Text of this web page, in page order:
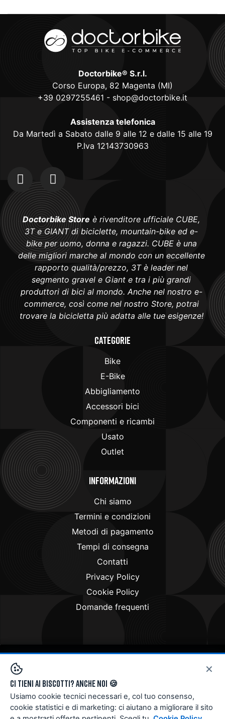
Doctorbike® S.r.l.
Corso Europa, 82 Magenta (MI)
+39 0297255461 - shop@doctorbike.it
Assistenza telefonica
Da Martedì a Sabato dalle 9 alle 12 e dalle 15 alle 19
P.Iva 12143730963
Doctorbike Store è rivenditore ufficiale CUBE,
3T e GIANT di biciclette, mountain-bike ed e-
bike per uomo, donna e ragazzi. CUBE è una
delle migliori marche al mondo con un eccellente
rapporto qualità/prezzo, 3T è leader nel
segmento gravel e Giant e tra i più grandi
produttori di bici al mondo. Anche nel nostro e-
commerce, così come nel nostro Store, potrai
trovare la bicicletta più adatta alle tue esigenze!
Categorie
Bike
E-Bike
Abbigliamento
Accessori bici
Componenti e ricambi
Usato
Outlet
Informazioni
Chi siamo
Termini e condizioni
Metodi di pagamento
Tempi di consegna
Contatti
Privacy Policy
Cookie Policy
Domande frequenti
Copyright © 2024 . All rights reserved
×
Ci tieni ai biscotti? Anche noi 🍪
Usiamo cookie tecnici necessari e, col tuo consenso,
cookie statistici e di marketing: ci aiutano a migliorare il sito